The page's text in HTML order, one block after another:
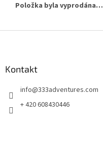
Položka byla vyprodána…
Kontakt
info@333adventures.com
+ 420 608430446